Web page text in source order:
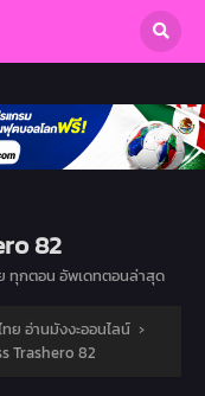
82
ทุกตอน อัพเดทตอนล่าสุด
ย อ่านมังงะออนไลน์ ›
Trashero 82